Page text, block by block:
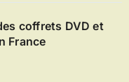
coffrets DVD et
France